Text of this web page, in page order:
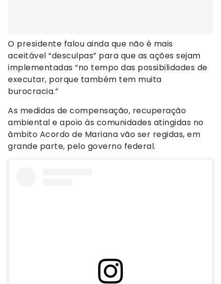
O presidente falou ainda que não é mais
aceitável “desculpas” para que as ações sejam
implementadas “no tempo das possibilidades de
executar, porque também tem muita
burocracia.”
As medidas de compensação, recuperação
ambiental e apoio às comunidades atingidas no
âmbito Acordo de Mariana vão ser regidas, em
grande parte, pelo governo federal.